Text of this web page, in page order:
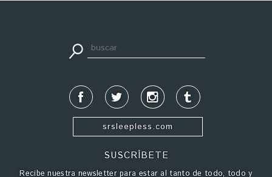
srsleepless.com
SUSCRÍBETE
Recibe nuestra newsletter para estar al tanto de todo, todo y